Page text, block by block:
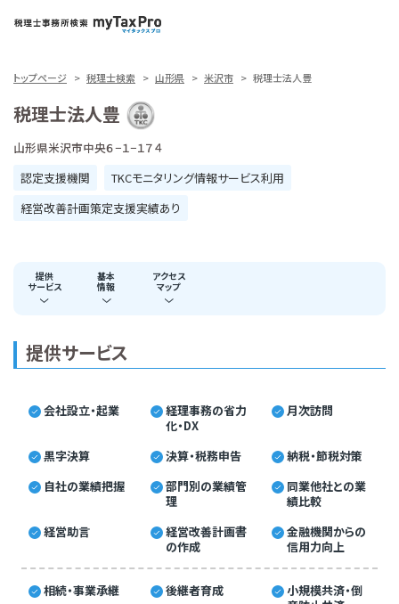
トップページ 税理士検索 山形県 米沢市 税理士法人豊
税理士法人豊
山形県米沢市中央６−１−１７４
認定支援機関
TKCモニタリング情報サービス利用
経営改善計画策定支援実績あり
提供
サービス
基本
情報
アクセス
マップ
提供サービス
会社設立・起業
経理事務の省力
化・DX
月次訪問
黒字決算 決算・税務申告
納税・節税対策
自社の業績把握
部門別の業績管
理
同業他社との業
績比較
経営助言
経営改善計画書
の作成
金融機関からの
信用力向上
相続・事業承継 後継者育成
小規模共済・倒